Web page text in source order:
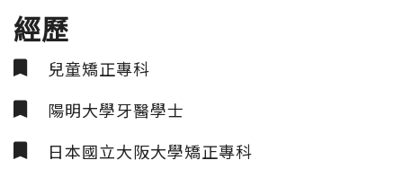
經歷
兒童矯正專科
陽明大學牙醫學士
日本國立大阪大學矯正專科